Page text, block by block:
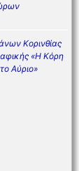
Κορινθίας
«Η Κόρη
Αύριο»